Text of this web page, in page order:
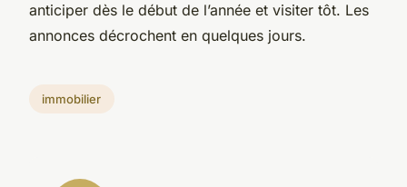
anticiper dès le début de l’année et visiter tôt. Les
annonces décrochent en quelques jours.
immobilier